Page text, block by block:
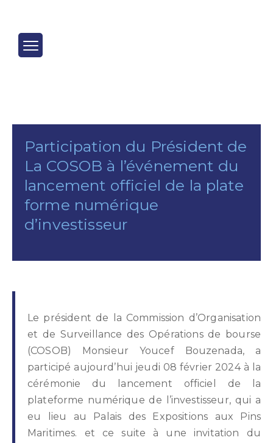
Participation du Président de
La COSOB à l’événement du
lancement officiel de la plate
forme numérique
d’investisseur
Le président de la Commission d’Organisation
et de Surveillance des Opérations de bourse
(COSOB) Monsieur Youcef Bouzenada, a
participé aujourd’hui jeudi 08 février 2024 à la
cérémonie du lancement officiel de la
plateforme numérique de l’investisseur, qui a
eu lieu au Palais des Expositions aux Pins
Maritimes. et ce suite à une invitation du